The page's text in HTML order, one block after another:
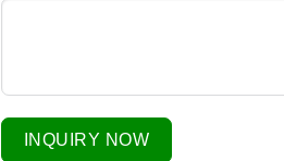
INQUIRY NOW